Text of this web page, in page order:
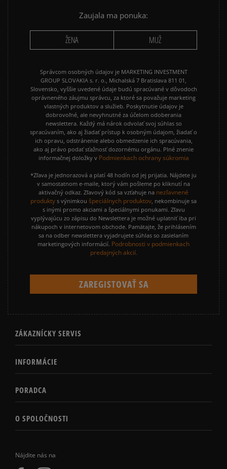
PUMA SUEDE REEBOK CLASSIC
VANS OLD SKOOL VANS SK8
Populárne v tejto kategórii:
PÁNSKE ZIMNÉ TOPÁNKY PÁNSKE ZIMNÉ TOPÁNKY NIKE
PÁNSKE ZIMNÉ TOPÁNKY ADIDAS VANS ZIMNÉ TOPÁNKY PÁNSKE
PÁNSKE ZIMNÉ TOPÁNKY
TIMBERLAND
PÁNSKE ZIMNÉ TOPÁNKY PUMA
PÁNSKE ZIMNÉ TOPÁNKY
CONVERSE
Prezrite si populárne kolekcie tenisiek:
TIMBERLAND 6 INCH PREMIUM TIMBERLAND EURO HIKER
TIMBERLAND EURO SPRINT
VANS SK8 HI MTE VANS UA SK8 HI MTE
Nájdite nás na
Zaujala ma ponuka:
ŽENA MUŽ
Správcom osobných údajov je MARKETING INVESTMENT
GROUP SLOVAKIA s. r. o., Michalská 7 Bratislava 811 01,
Slovensko, vyššie uvedené údaje budú spracúvané v dôvodoch
oprávneného záujmu správcu, za ktoré sa považuje marketing
vlastných produktov a služieb. Poskytnutie údajov je
dobrovoľné, ale nevyhnutné za účelom odoberania
newslettera. Každý má nárok odvolať svoj súhlas so
spracúvaním, ako aj žiadať prístup k osobným údajom, žiadať o
ich opravu, odstránenie alebo obmedzenie ich spracúvania,
ako aj právo podať sťažnosť dozornému orgánu. Plné znenie
informačnej doložky v Podmienkach ochrany súkromia
*Zľava je jednorazová a platí 48 hodín od jej prijatia. Nájdete ju
v samostatnom e-maile, ktorý vám pošleme po kliknutí na
aktivačný odkaz. Zľavový kód sa vzťahuje na nezľavnené
produkty s výnimkou špeciálnych produktov, nekombinuje sa
s inými promo akciami a špeciálnymi ponukami. Zľavu
vyplývajúcu zo zápisu do Newslettera je možné uplatniť iba pri
nákupoch v internetovom obchode. Pamätajte, že prihlásením
sa na odber newslettera vyjadrujete súhlas so zasielaním
marketingových informácií. Podrobnosti v podmienkach
predajných akcií.
ZÁKAZNÍCKY SERVIS
INFORMÁCIE
PORADCA
O SPOLOČNOSTI